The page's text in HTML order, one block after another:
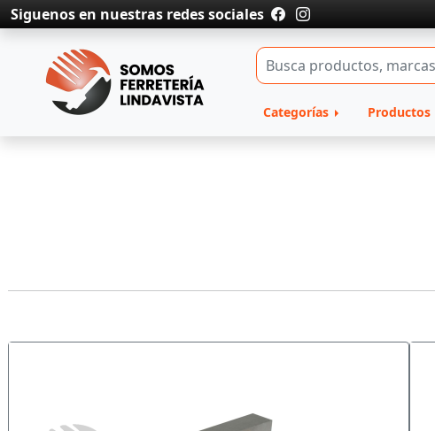
Siguenos en nuestras redes sociales
Categorías Productos